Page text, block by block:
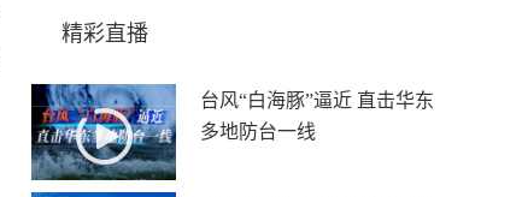
精彩直播
台风“白海豚”逼近 直击华东
多地防台一线